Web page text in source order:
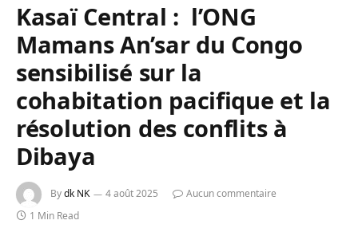
Kasaï Central : l’ONG
Mamans An’sar du Congo
sensibilisé sur la
cohabitation pacifique et la
résolution des conflits à
Dibaya
Bydk NK 4 août 2025
Aucun commentaire
1 Min Read